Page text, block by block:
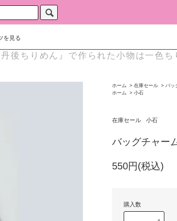
を見る
後ちりめん』で作られた小物は一色ち
ホーム > 在庫セール > バ
ホーム
> 小石
在庫セール 小石
バッグチャー
550円(税込)
購入数